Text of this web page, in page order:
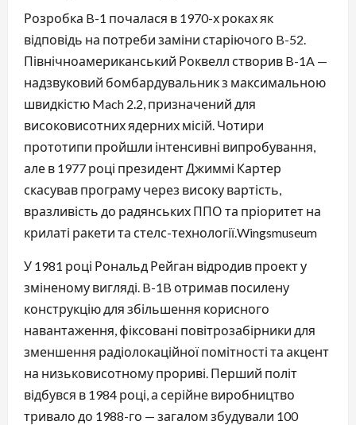
Розробка B-1 почалася в 1970-х роках як
відповідь на потреби заміни старіючого B-52.
Північноамериканський Роквелл створив B-1A —
надзвуковий бомбардувальник з максимальною
швидкістю Mach 2.2, призначений для
високовисотних ядерних місій. Чотири
прототипи пройшли інтенсивні випробування,
але в 1977 році президент Джиммі Картер
скасував програму через високу вартість,
вразливість до радянських ППО та пріоритет на
крилаті ракети та стелс-технології.⁠Wingsmuseum
У 1981 році Рональд Рейган відродив проект у
зміненому вигляді. B-1B отримав посилену
конструкцію для збільшення корисного
навантаження, фіксовані повітрозабірники для
зменшення радіолокаційної помітності та акцент
на низьковисотному прориві. Перший політ
відбувся в 1984 році, а серійне виробництво
тривало до 1988-го — загалом збудували 100